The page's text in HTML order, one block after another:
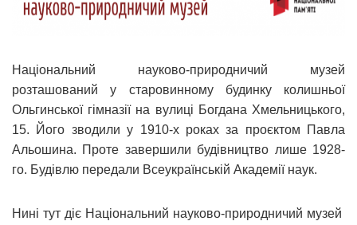
Національний науково-природничий музей
розташований у старовинному будинку колишньої
Ольгинської гімназії на вулиці Богдана Хмельницького,
15. Його зводили у 1910-х роках за проєктом Павла
Альошина. Проте завершили будівництво лише 1928-
го. Будівлю передали Всеукраїнській Академії наук.
Нині тут діє Національний науково-природничий музей